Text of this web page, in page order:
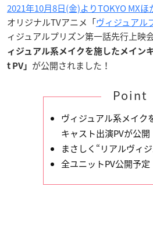
2021年10月8日(金)よりTOKYO MX
オリジナルTVアニメ「ヴィジュアル
ィジュアルプリズン第一話先行上映
ィジュアル系メイクを施したメイン
t PV」 が公開されました！
Point
ヴィジュアル系メイク
キャスト出演PVが公開
まさしく“リアルヴィ
全ユニットPV公開予定